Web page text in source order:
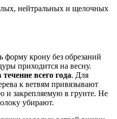
нейтральных и щелочных
крону без обрезаний
приходится на весну.
всего года. Для
к ветвям привязывают
и закрепляемую в грунте. Не
убирают.